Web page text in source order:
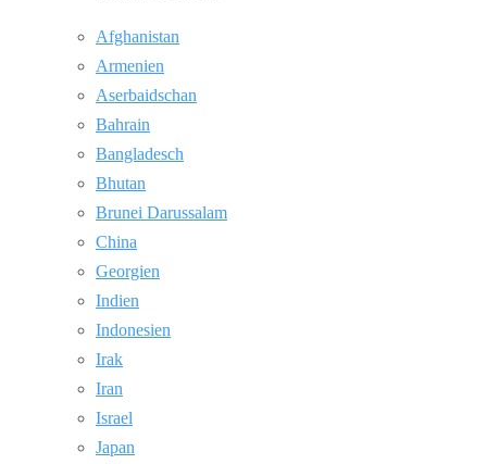
Afghanistan
Armenien
Aserbaidschan
Bahrain
Bangladesch
Bhutan
Brunei Darussalam
China
Georgien
Indien
Indonesien
Irak
Iran
Israel
Japan